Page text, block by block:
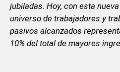
jubiladas. Hoy, con esta
universo de trabajadores y
pasivos alcanzados
10% del total de mayores